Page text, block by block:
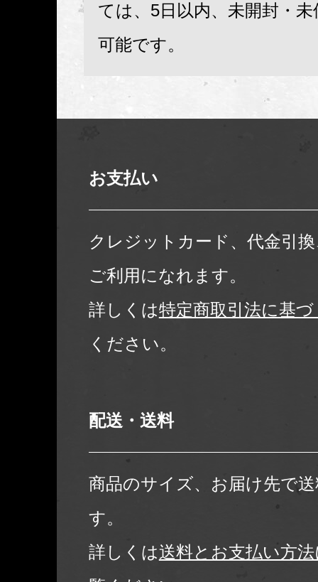
ては、5日以内、未開封・
可能です。
お支払い
クレジットカード、代金引
ご利用になれます。
詳しくは特定商取引法に基
ください。
配送・送料
商品のサイズ、お届け先で
す。
詳しくは送料とお支払い方